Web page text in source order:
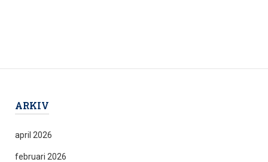
ARKIV
april 2026
februari 2026